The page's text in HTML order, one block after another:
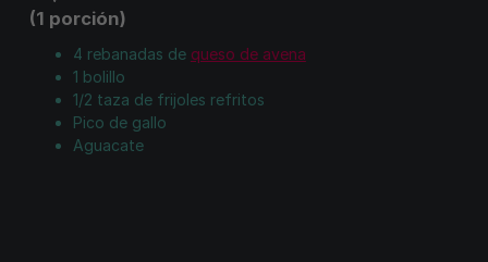
(1 porción)
4 rebanadas de queso de avena
1 bolillo
1/2 taza de frijoles refritos
Pico de gallo
Aguacate